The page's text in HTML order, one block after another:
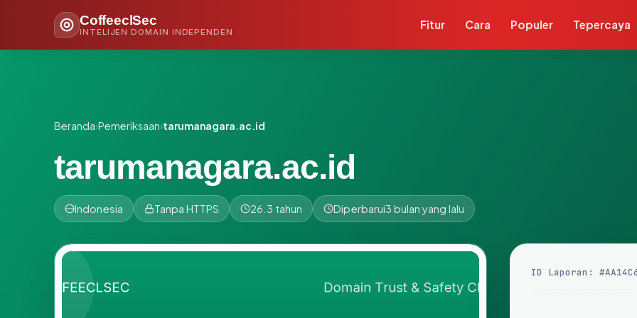
CoffeeclSec
INTELIJEN DOMAIN INDEPENDEN
Fitur Cara Populer Tepercaya
Beranda›Pemeriksaan›tarumanagara.ac.id
tarumanagara.ac.id
Indonesia Tanpa HTTPS 26.3 tahun Diperbarui3 bulan yang lalu
ID Laporan: